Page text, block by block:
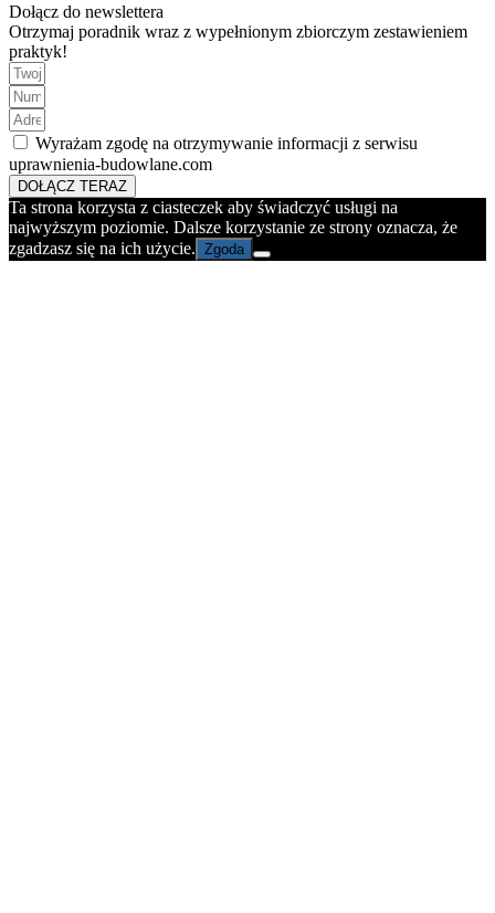
Dołącz do newslettera
Otrzymaj poradnik wraz z wypełnionym zbiorczym zestawieniem
praktyk!
Wyrażam zgodę na otrzymywanie informacji z serwisu
uprawnienia-budowlane.com
DOŁĄCZ TERAZ
Ta strona korzysta z ciasteczek aby świadczyć usługi na
najwyższym poziomie. Dalsze korzystanie ze strony oznacza, że
zgadzasz się na ich użycie. Zgoda